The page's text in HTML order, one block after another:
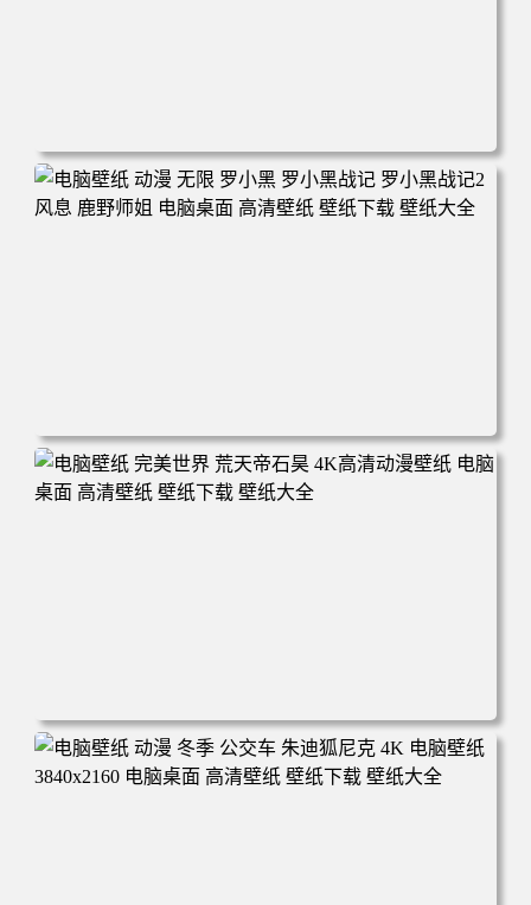
电脑壁纸 柯南和小兰背靠背 夕阳 日落 4K动漫壁纸 电脑桌
面 高清壁纸 壁纸下载 壁纸大全
电脑壁纸 动漫 无限 罗小黑 罗小黑战记 罗小黑战记2 风息
鹿野师姐 电脑桌面 高清壁纸 壁纸下载 壁纸大全
电脑壁纸 完美世界 荒天帝石昊 4K高清动漫壁纸 电脑桌面
高清壁纸 壁纸下载 壁纸大全